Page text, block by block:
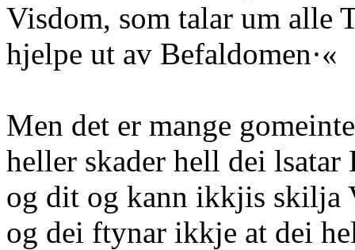
Visdom, som talar um alle
hjelpe ut av Befaldomen·«
Men det er mange
heller skader hell dei
og dit og kann ikkjis skilja
og dei ftynar ikkje at dei